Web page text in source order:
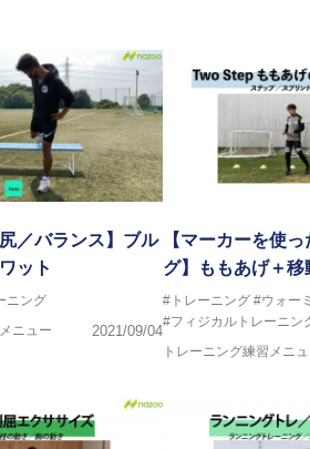
／バランス】ブル
ット
ニング
ニュー
2021/09/04
【マーカーを使
グ】ももあげ＋移
#トレーニング #ウォー
#フィジカルトレーニン
トレーニング練習メニ